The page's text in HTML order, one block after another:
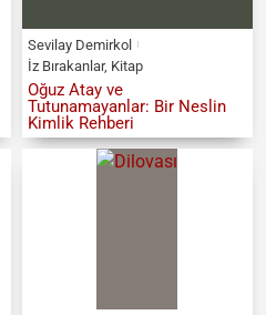
Sevilay Demirkol
İz Bırakanlar, Kitap
Oğuz Atay ve
Tutunamayanlar: Bir Neslin
Kimlik Rehberi